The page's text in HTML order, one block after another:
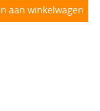
aan winkelwagen